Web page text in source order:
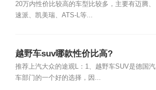
20万内性价比较高的车型比较多，主要有迈腾、
速派、凯美瑞、ATS-L等...
越野车suv哪款性价比高?
推荐上汽大众的途观L：1、越野车SUV是德国汽
车部门的一个好的选择，因...